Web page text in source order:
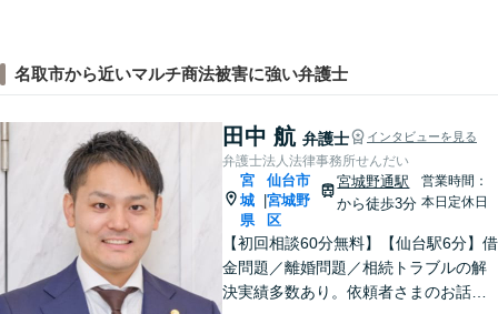
名取市から近いマルチ商法被害に強い弁護士
田中 航 弁護士 インタビューを見る
弁護士法人法律事務所せんだい
宮
城
県
仙台市
宮城野
区
宮城野通駅
から徒歩3分
営業時間：
本日定休日
【初回相談60分無料】【仙台駅6分】借
金問題／離婚問題／相続トラブルの解
決実績多数あり。依頼者さまのお話や